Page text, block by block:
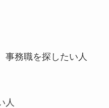
事務職を探したい人
人